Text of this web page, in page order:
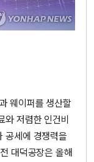
웨이퍼를 생산할
저렴한 인건비
공세에 경쟁력을
대덕공장은 올해